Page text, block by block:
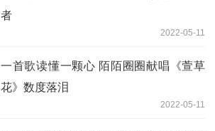
者
2022-05-11
一首歌读懂一颗心 陌陌圈圈献唱《萱草
花》数度落泪
2022-05-11